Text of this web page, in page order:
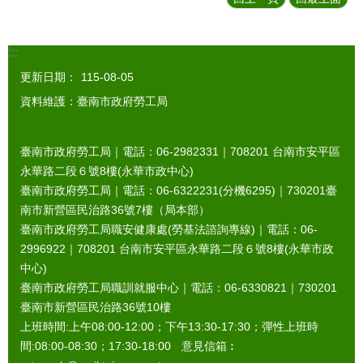
:::
更新日期：
115-08-05
資料維護：臺南市政府勞工局
臺南市政府勞工局｜電話：06-2982331｜ 708201 台南市安平區
永華路二段６號8樓(永華市政中心)
臺南市政府勞工局｜電話：06-6322231(分機6295)｜ 730201臺
南市新營區民治路36號7樓（局本部）
臺南市政府勞工局職安健康處(勞基法諮詢專線)｜電話：06-
2996922｜ 708201 台南市安平區永華路二段６號8樓(永華市政
中心)
臺南市政府勞工局職訓就服中心｜電話：06-6330821｜ 730201
臺南市新營區民治路36號10樓
上班時間:上午08:00-12:00；下午13:30-17:30；彈性上班時
間:08:00-08:30；17:30-18:00 意見信箱︰